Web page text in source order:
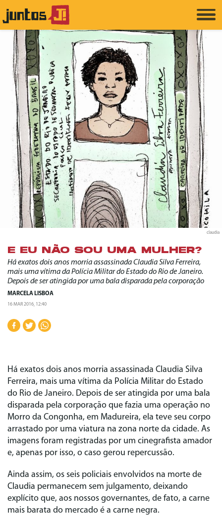
claudia
E EU NÃO SOU UMA MULHER?
Há exatos dois anos morria assassinada Claudia Silva Ferreira,
mais uma vítima da Polícia Militar do Estado do Rio de Janeiro.
Depois de ser atingida por uma bala disparada pela corporação
MARCELA LISBOA
16 MAR 2016, 12:40
Há exatos dois anos morria assassinada Claudia Silva
Ferreira, mais uma vítima da Polícia Militar do Estado
do Rio de Janeiro. Depois de ser atingida por uma bala
disparada pela corporação que fazia uma operação no
Morro da Congonha, em Madureira, ela teve seu corpo
arrastado por uma viatura na zona norte da cidade. As
imagens foram registradas por um cinegrafista amador
e, apenas por isso, o caso gerou repercussão.
Ainda assim, os seis policiais envolvidos na morte de
Claudia permanecem sem julgamento, deixando
explícito que, aos nossos governantes, de fato, a carne
mais barata do mercado é a carne negra.